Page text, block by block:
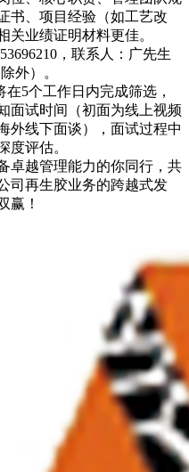
书、项目经验（如工艺改
关业绩证明材料更佳。
，联系人：广先生
外）。
5个工作日内完成筛选，
面试时间（初面为线上视频
外线下面谈），面试过程中
度评估。
卓越管理能力的你同行，共
司再生胶业务的跨越式发
赢！